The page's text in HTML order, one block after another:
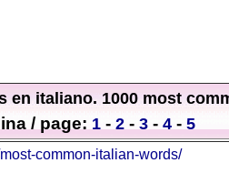
en italiano. 1000 most
/ page: 1- 2- 3- 4- 5
common-italian-words/